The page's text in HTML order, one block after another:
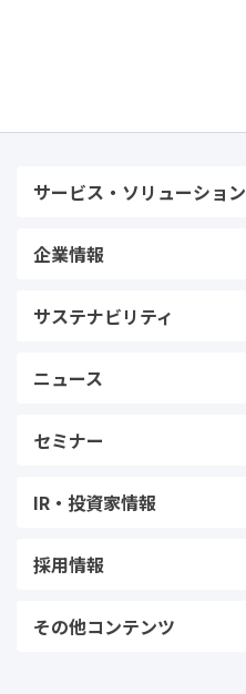
サービス・ソリューション
企業情報
サステナビリティ
ニュース
セミナー
IR・投資家情報
採用情報
その他コンテンツ